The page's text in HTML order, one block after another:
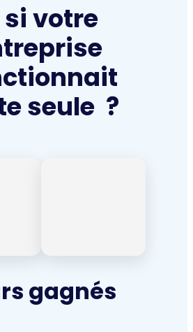
si votre
seule ?
3
3
gagnés